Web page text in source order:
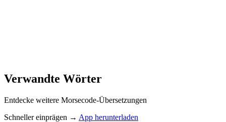
Verwandte Wörter
Entdecke weitere Morsecode-Übersetzungen
Schneller einprägen → App herunterladen